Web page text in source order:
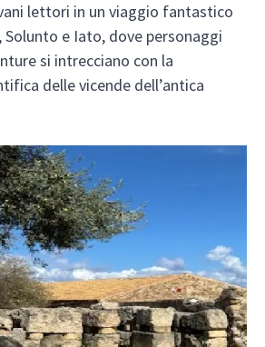
lettori in un viaggio fantastico
e Iato, dove personaggi
si intrecciano con la
delle vicende dell’antica